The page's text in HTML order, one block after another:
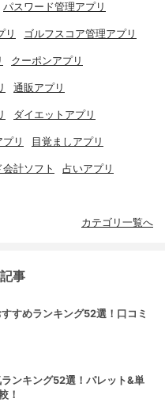
パスワード管理アプリ
リ ゴルフスコア管理アプリ
クーポンアプリ
通販アプリ
ダイエットアプリ
リ 目覚ましアプリ
計ソフト 占いアプリ
カテゴリ一覧へ
事
すめランキング52選！口コミ
ンキング52選！パレット&単
！